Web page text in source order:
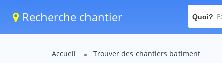
Recherche chantier Quoi?
Accueil Trouver des chantiers batiment